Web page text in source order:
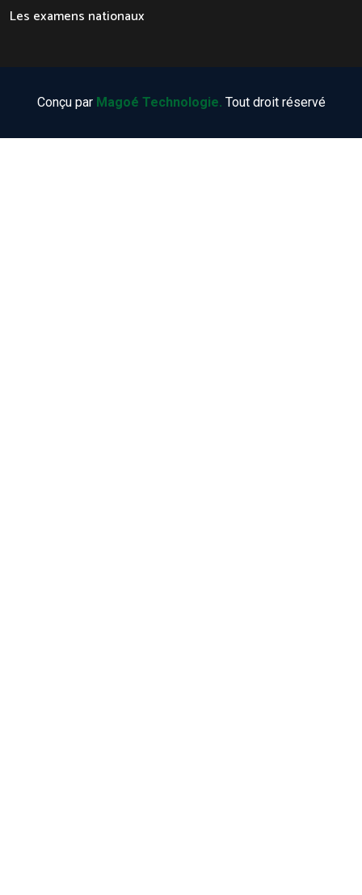
Les examens nationaux
Conçu par Magoé Technologie. Tout droit réservé